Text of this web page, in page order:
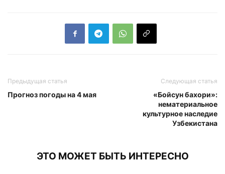
Предыдущая статья
Прогноз погоды на 4 мая
Следующая статья
«Бойсун бахори»:
нематериальное
культурное наследие
Узбекистана
ЭТО МОЖЕТ БЫТЬ ИНТЕРЕСНО